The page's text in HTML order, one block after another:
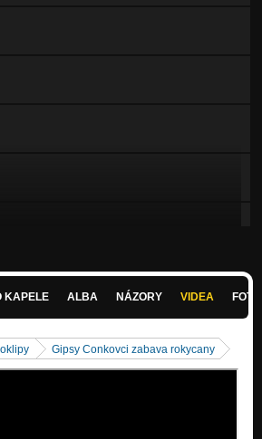
KAPELE ALBA NÁZORY VIDEA
Gipsy Conkovci zabava rokycany